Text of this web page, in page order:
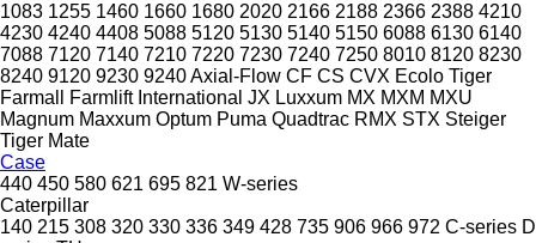
1083 1255 1460 1660 1680 2020 2166 2188 2366 2388 4210
4230 4240 4408 5088 5120 5130 5140 5150 6088 6130 6140
7088 7120 7140 7210 7220 7230 7240 7250 8010 8120 8230
8240 9120 9230 9240Axial-Flow CF CS CVX Ecolo Tiger
Farmall
Farmlift International JX Luxxum MX MXM MXU
Magnum Maxxum Optum Puma Quadtrac RMX STX Steiger
Tiger Mate
Case
440 450 580 621 695 821 W-series
Caterpillar
140 215 308 320 330 336 349 428 735 906 966 972 C-series D